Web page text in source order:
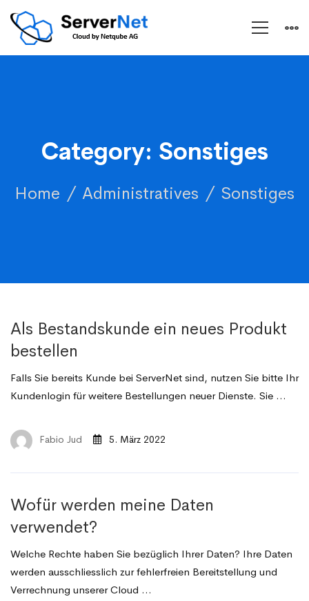
Category: Sonstiges
Home Administratives Sonstiges
Als Bestandskunde ein neues Produkt
bestellen
Falls Sie bereits Kunde bei ServerNet sind, nutzen Sie bitte Ihr
Kundenlogin für weitere Bestellungen neuer Dienste. Sie …
Fabio Jud 5. März 2022
Wofür werden meine Daten
verwendet?
Welche Rechte haben Sie bezüglich Ihrer Daten? Ihre Daten
werden ausschliesslich zur fehlerfreien Bereitstellung und
Verrechnung unserer Cloud …